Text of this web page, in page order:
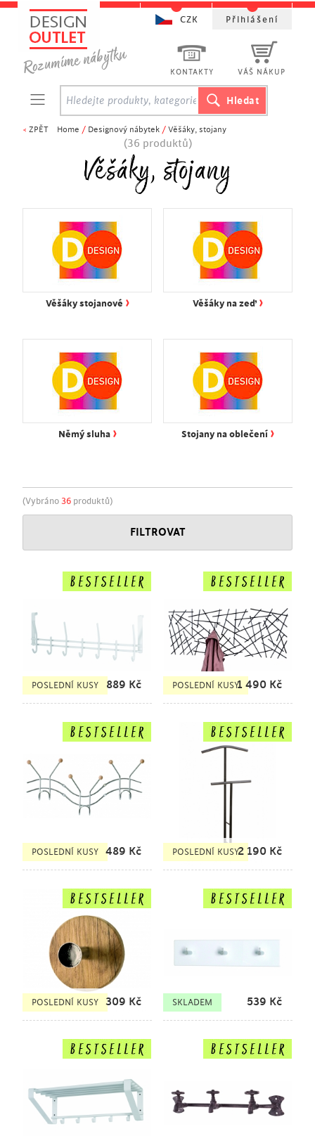
< ZPĚT Home / Designový nábytek / Věšáky, stojany
(36 produktů)
Věšáky, stojany
Věšáky stojanové › Věšáky na zeď ›
Němý sluha › Stojany na oblečení ›
(Vybráno 36 produktů)
FILTROVAT
POSLEDNÍ KUSY 889 Kč POSLEDNÍ KUSY1 490 Kč
POSLEDNÍ KUSY 489 Kč POSLEDNÍ KUSY2 190 Kč
POSLEDNÍ KUSY 309 Kč SKLADEM 539 Kč
KONTAKTY VÁŠ NÁKUP
CZK Přihlášení